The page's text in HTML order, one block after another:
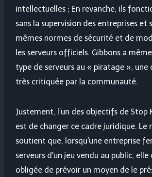
intellectuelles ; En revanche, ils
sans la supervision des entreprises et
mêmes normes de sécurité et de
les serveurs officiels. Gibbons a
type de serveurs au « piratage », une
très critiquée par la communauté.
Justement, l’un des objectifs de Stop
est de changer ce cadre juridique. Le
soutient que, lorsqu'une entreprise
serveurs d'un jeu vendu au public,
obligée de prévoir un moyen de le